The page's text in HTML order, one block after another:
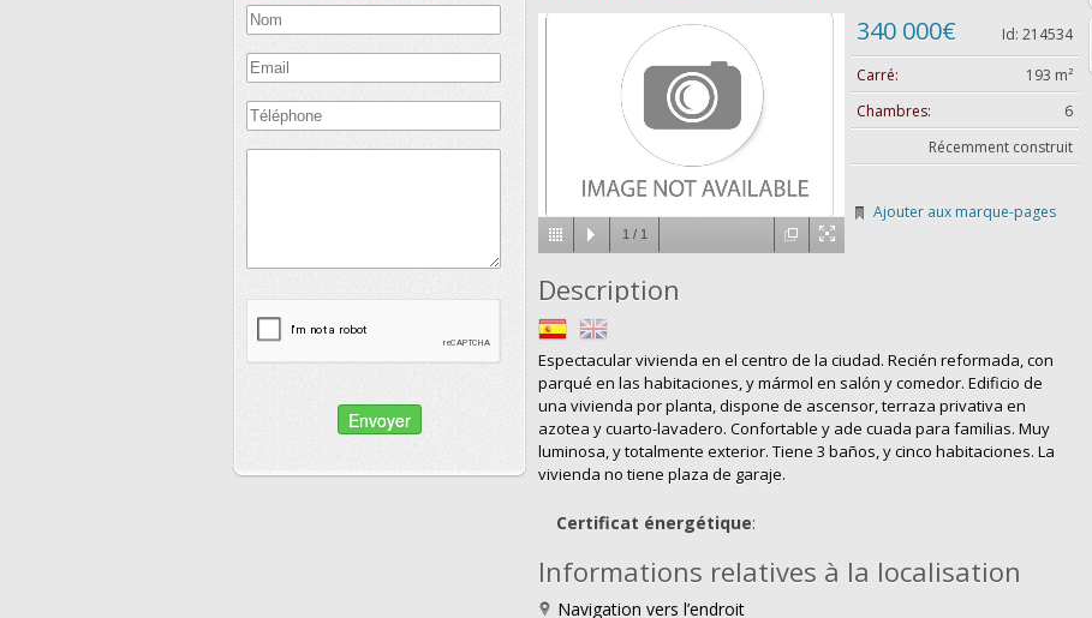
1 / 1
Id: 214534
340 000€
Carré:
193 m²
Chambres:
6
Récemment construit
Ajouter aux marque-pages
Description
Espectacular vivienda en el centro de la ciudad. Recién reformada, con
parqué en las habitaciones, y mármol en salón y comedor. Edificio de
una vivienda por planta, dispone de ascensor, terraza privativa en
azotea y cuarto-lavadero. Confortable y ade cuada para familias. Muy
luminosa, y totalmente exterior. Tiene 3 baños, y cinco habitaciones. La
vivienda no tiene plaza de garaje.
Certificat énergétique:
Informations relatives à la localisation
Navigation vers l’endroit